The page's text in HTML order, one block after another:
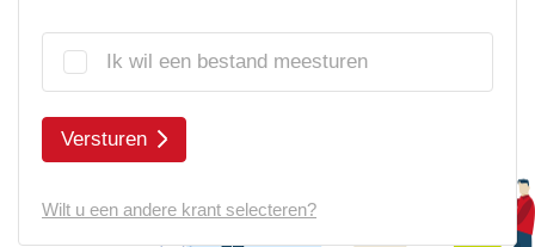
Ik wil een bestand meesturen
Versturen
Wilt u een andere krant selecteren?